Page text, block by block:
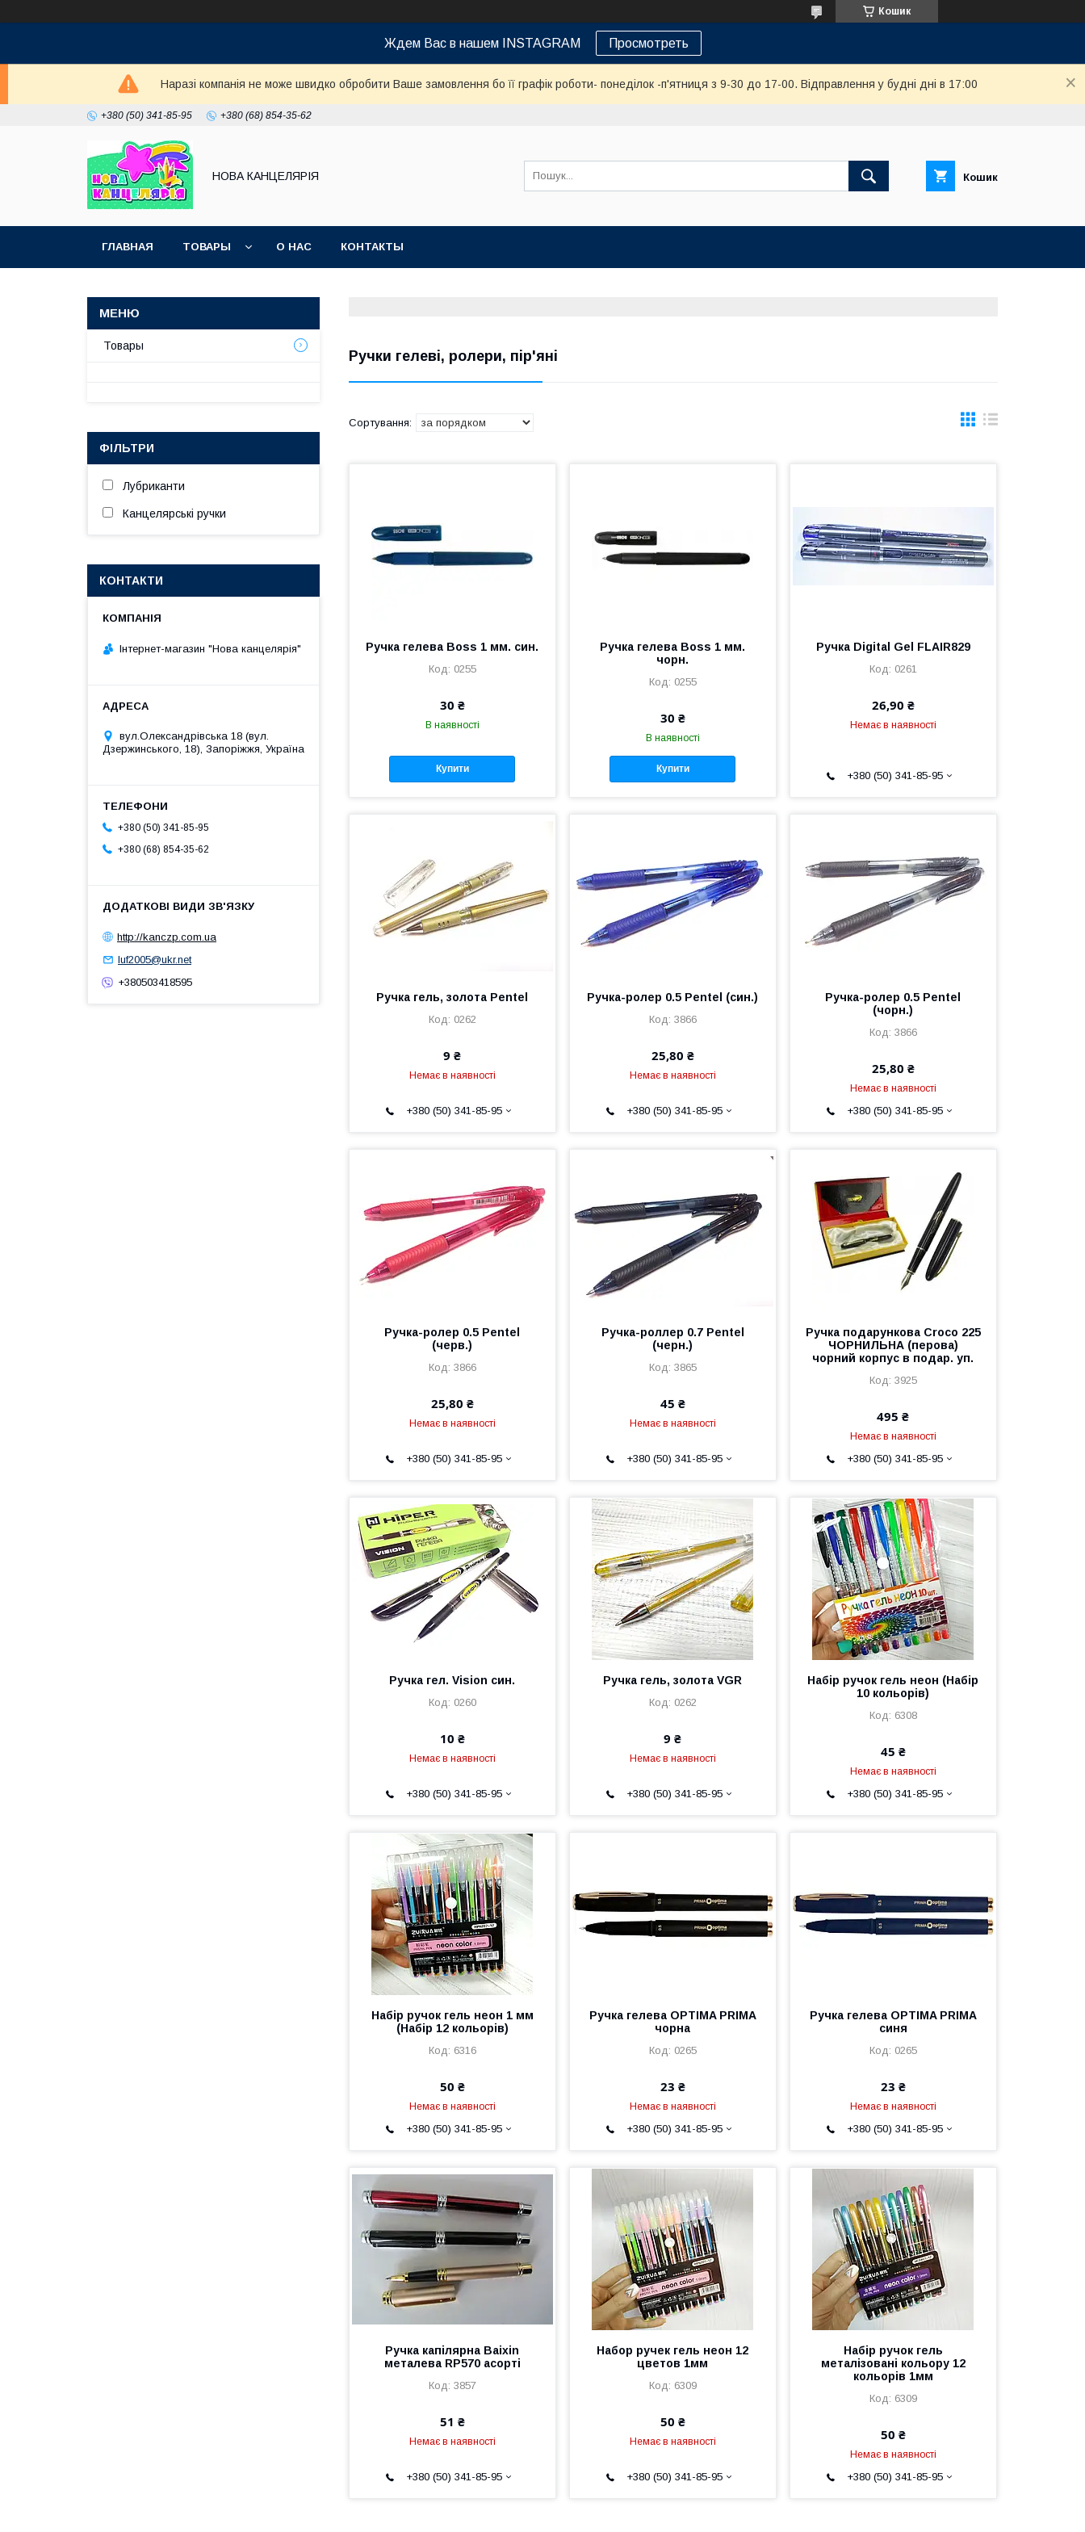
Кошик
Ждем Вас в нашем INSTAGRAM Просмотреть
Наразі компанія не може швидко обробити Ваше замовлення бо її графік роботи- понеділок -п'ятниця з 9-30 до 17-00. Відправлення у будні дні в 17:00
+380 (50) 341-85-95 +380 (68) 854-35-62
НОВА КАНЦЕЛЯРІЯ Кошик
ГЛАВНАЯ ТОВАРЫ О НАС КОНТАКТЫ
Ручки гелеві, ролери, пір'яні
Ручка гелева Boss 1 мм. син.
0255
30 ₴
В наявності
Купити
Ручка гелева Boss 1 мм.
чорн.
0255
30 ₴
В наявності
Купити
Ручкa Digital Gel FLAIR829
0261
26,90 ₴
Немає в наявності
+380 (50) 341-85-95
Ручка гель, золота Pentel
0262
9 ₴
Немає в наявності
+380 (50) 341-85-95
Ручка-ролер 0.5 Pentel (син.)
3866
25,80 ₴
Немає в наявності
+380 (50) 341-85-95
Ручка-ролер 0.5 Pentel
(чорн.)
3866
25,80 ₴
Немає в наявності
+380 (50) 341-85-95
Ручка-ролер 0.5 Pentel
(черв.)
3866
25,80 ₴
Немає в наявності
+380 (50) 341-85-95
Ручка-роллер 0.7 Pentel
(черн.)
3865
45 ₴
Немає в наявності
+380 (50) 341-85-95
Ручка подарункова Croco 225
ЧОРНИЛЬНА (перова)
чорний корпус в подар. уп.
3925
495 ₴
Немає в наявності
+380 (50) 341-85-95
Ручка гел. Vision син.
0260
10 ₴
Немає в наявності
+380 (50) 341-85-95
Ручка гель, золота VGR
0262
9 ₴
Немає в наявності
+380 (50) 341-85-95
Набір ручок гель неон (Набір
10 кольорів)
6308
45 ₴
Немає в наявності
+380 (50) 341-85-95
Набір ручок гель неон 1 мм
(Набір 12 кольорів)
6316
50 ₴
Немає в наявності
+380 (50) 341-85-95
Ручка гелева OPTIMA PRIMA
чорна
0265
23 ₴
Немає в наявності
+380 (50) 341-85-95
Ручка гелева OPTIMA PRIMA
синя
0265
23 ₴
Немає в наявності
+380 (50) 341-85-95
Ручка капілярна Baixin
металева RP570 асорті
3857
51 ₴
Немає в наявності
+380 (50) 341-85-95
Набор ручек гель неон 12
цветов 1мм
6309
50 ₴
Немає в наявності
+380 (50) 341-85-95
Набір ручок гель
металізовані кольору 12
кольорів 1мм
6309
50 ₴
Немає в наявності
+380 (50) 341-85-95
Товары
ФІЛЬТРИ
Лубриканти
Канцелярські ручки
КОНТАКТИ
Інтернет-магазин "Нова канцелярія"
вул.Олександрівська 18 (вул.
Дзержинського, 18), Запоріжжя, Україна
+380 (50) 341-85-95
+380 (68) 854-35-62
http://kanczp.com.ua
luf2005@ukr.net
+380503418595